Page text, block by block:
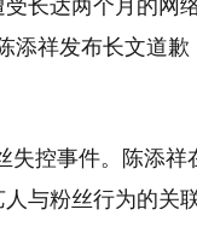
长达两个月的
祥发布长文道歉
控事件。陈添祥
与粉丝行为的关